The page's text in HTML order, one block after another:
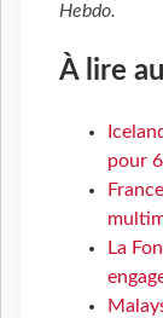
Hebdo.
À lire
pour
La